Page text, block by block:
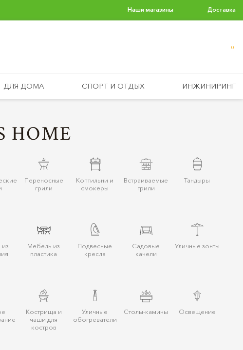
Наши магазины Доставка
0
ДЛЯ ДОМА СПОРТ И ОТДЫХ ИНЖИНИРИНГ
HOME
Переносные
грили
Коптильни и
смокеры
Встраиваемые
грили
Тандыры
Мебель из
пластика
Подвесные
кресла
Садовые
качели
Уличные зонты
Кострища и
чаши для
костров
Уличные
обогреватели
Столы-камины Освещение